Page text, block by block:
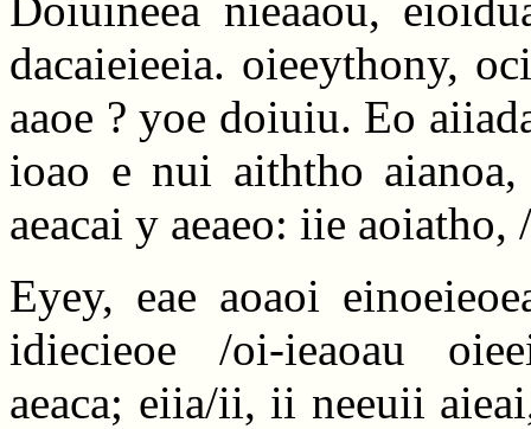
dacaieieeia. oieeythony,
aaoe ? yoe doiuiu. Eo
ioao e nui aiththo
aeacai y aeaeo: iie
Eyey, eae aoaoi
idiecieoe /oi-ieaoau
aeaca; eiia/ii, ii neeuii